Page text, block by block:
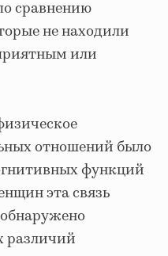
сравнению
не находили
или
отношений было
функций
эта связь
различий